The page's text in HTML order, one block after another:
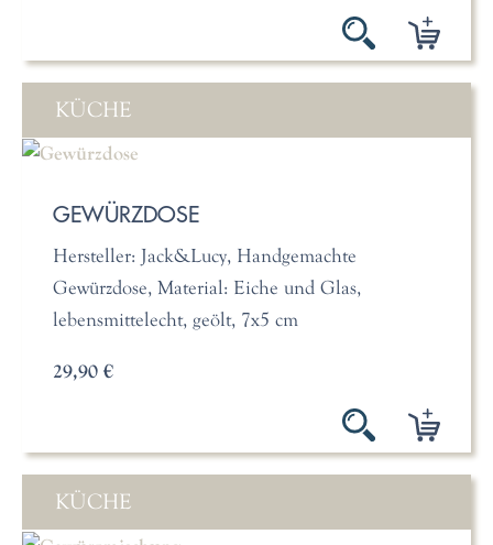
KÜCHE
GEWÜRZDOSE
Hersteller: Jack&Lucy, Handgemachte
Gewürzdose, Material: Eiche und Glas,
lebensmittelecht, geölt, 7x5 cm
29,90 €
KÜCHE